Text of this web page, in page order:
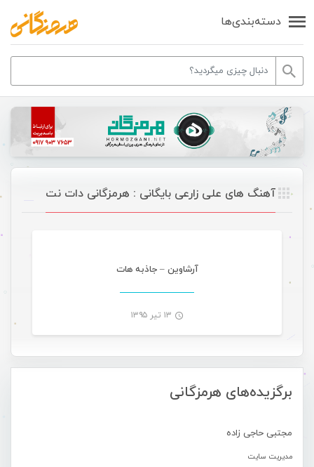
دسته‌بندی‌ها
برگزیده‌های هرمزگانی
مجتبی حاجی زاده
مدیریت سایت
آهنگ های علی زارعی بایگانی : هرمزگانی دات نت
آرشاوین – جاذبه هات
۱۳ تیر ۱۳۹۵